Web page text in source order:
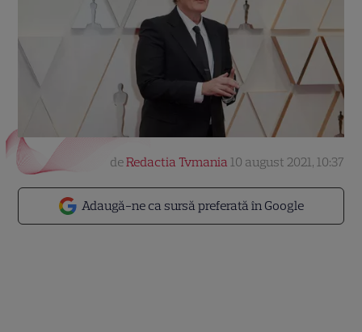
Adaugă-ne ca sursă preferată în Google
deRedactia Tvmania 10 august 2021, 10:37